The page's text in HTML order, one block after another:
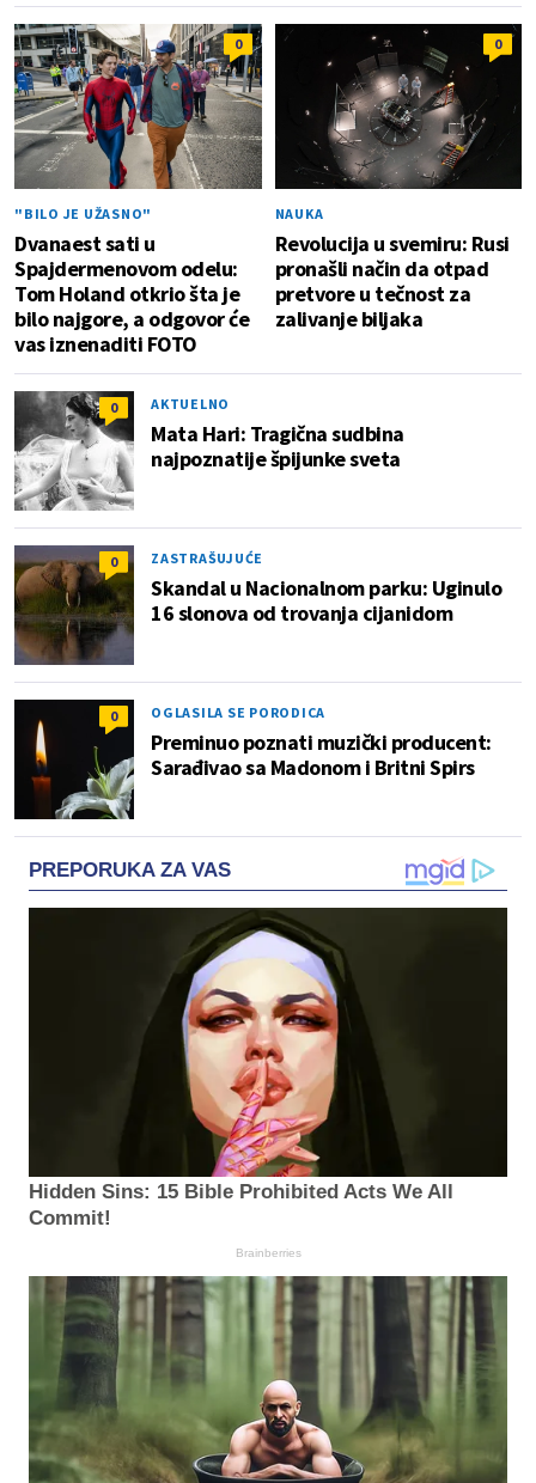
0
"BILO JE UŽASNO"
Dvanaest sati u
Spajdermenovom odelu:
Tom Holand otkrio šta je
bilo najgore, a odgovor će
vas iznenaditi FOTO
0
NAUKA
Revolucija u svemiru: Rusi
pronašli način da otpad
pretvore u tečnost za
zalivanje biljaka
0 AKTUELNO
Mata Hari: Tragična sudbina
najpoznatije špijunke sveta
0 ZASTRAŠUJUĆE
Skandal u Nacionalnom parku: Uginulo
16 slonova od trovanja cijanidom
0 OGLASILA SE PORODICA
Preminuo poznati muzički producent:
Sarađivao sa Madonom i Britni Spirs
PREPORUKA ZA VAS
Hidden Sins: 15 Bible Prohibited Acts We All
Commit!
Brainberries